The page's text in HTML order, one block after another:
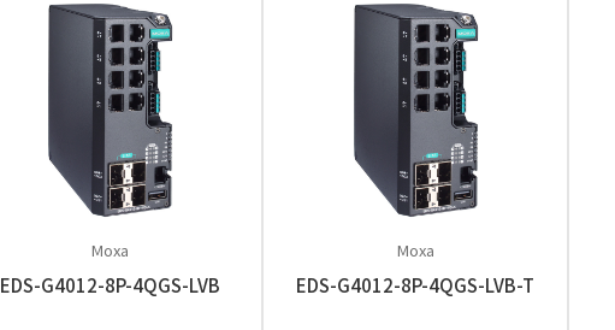
Moxa
EDS-G4012-8P-4QGS-LVB
Moxa
EDS-G4012-8P-4QGS-LVB-T